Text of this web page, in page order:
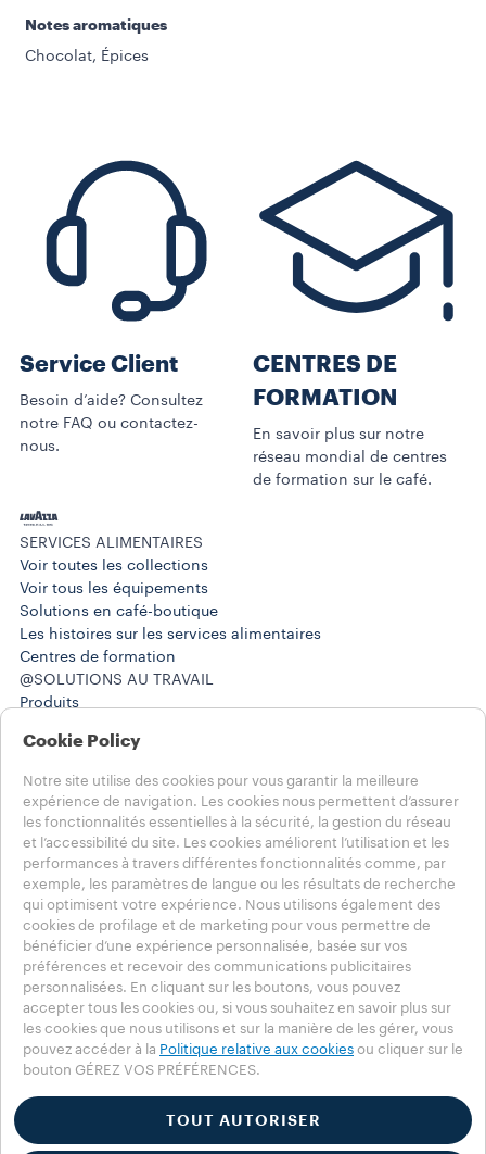
Notes aromatiques
Chocolat, Épices
Service Client
Besoin d’aide? Consultez
notre FAQ ou contactez-
nous.
CENTRES DE
FORMATION
En savoir plus sur notre
réseau mondial de centres
de formation sur le café.
SERVICES ALIMENTAIRES
Voir toutes les collections
Voir tous les équipements
Solutions en café-boutique
Les histoires sur les services alimentaires
Centres de formation
@SOLUTIONS AU TRAVAIL
Produits
AIDE
Contactez-nous
(212) 725-8800
(212) 725-8800
MENTIONS LÉGALES
Conditions d’utilisation
Choisissez votre pays
CANADA - Français
CANADA - Français
CANADA - English
AUTRES PAYS
Politique de Confidentialité
Politique relative aux témoins
Section relative aux témoins
Whistleblowing
Cookie Policy
Notre site utilise des cookies pour vous garantir la meilleure
expérience de navigation. Les cookies nous permettent d’assurer
les fonctionnalités essentielles à la sécurité, la gestion du réseau
et l’accessibilité du site. Les cookies améliorent l’utilisation et les
performances à travers différentes fonctionnalités comme, par
exemple, les paramètres de langue ou les résultats de recherche
qui optimisent votre expérience. Nous utilisons également des
cookies de profilage et de marketing pour vous permettre de
bénéficier d’une expérience personnalisée, basée sur vos
préférences et recevoir des communications publicitaires
personnalisées. En cliquant sur les boutons, vous pouvez
accepter tous les cookies ou, si vous souhaitez en savoir plus sur
les cookies que nous utilisons et sur la manière de les gérer, vous
pouvez accéder à la Politique relative aux cookies ou cliquer sur le
bouton GÉREZ VOS PRÉFÉRENCES.
TOUT AUTORISER